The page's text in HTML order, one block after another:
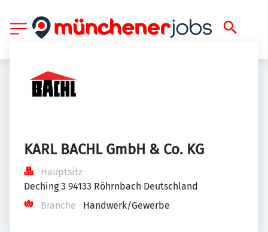
KARL BACHL GmbH & Co. KG
Hauptsitz
Deching 3 94133 Röhrnbach Deutschland
Branche
Handwerk/Gewerbe